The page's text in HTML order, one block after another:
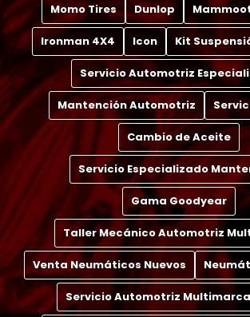
Momo Tires Dunlop
Ironman 4X4 Icon Kit
Servicio Automotriz
Mantención Automotriz
Cambio de Aceite
Servicio Especializado
Gama Goodyear
Taller Mecánico Automotriz
Venta Neumáticos Nuevos
Servicio Automotriz